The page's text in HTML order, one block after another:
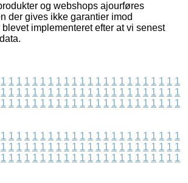
og webshops ajourføres
der gives ikke garantier imod
implementeret efter at vi senest
1 1 1 1 1 1 1 1 1 1 1 1 1 1 1 1 1 1 1 1 1 1 1
1 1 1 1 1 1 1 1 1 1 1 1 1 1 1 1 1 1 1 1 1 1 1
1 1 1 1 1 1 1 1 1 1 1 1 1 1 1 1 1 1 1 1 1 1 1
1 1 1 1 1 1 1 1 1 1 1 1 1 1 1 1 1 1 1 1 1 1 1
1 1 1 1 1 1 1 1 1 1 1 1 1 1 1 1 1 1 1 1 1 1 1
1 1 1 1 1 1 1 1 1 1 1 1 1 1 1 1 1 1 1 1 1 1 1